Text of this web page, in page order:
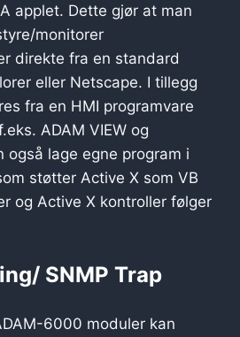
applet. Dette gjør at man
monitorer
direkte fra en standard
eller Netscape. I tillegg
fra en HMI programvare
ADAM VIEW og
også lage egne program i
støtter Active X som VB
og Active X kontroller følger
SNMP Trap
6000 moduler kan